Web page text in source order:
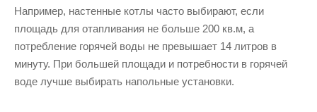
Например, настенные котлы часто выбирают, если
площадь для отапливания не больше 200 кв.м, а
потребление горячей воды не превышает 14 литров в
минуту. При большей площади и потребности в горячей
воде лучше выбирать напольные установки.